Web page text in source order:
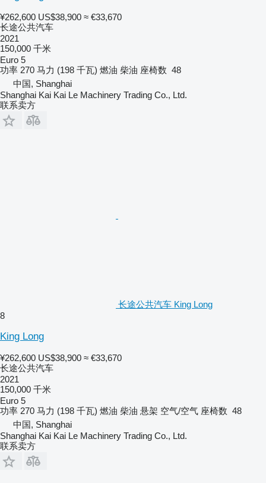
¥262,600 US$38,900 ≈ €33,670
长途公共汽车
2021
150,000 千米
Euro 5
功率 270 马力 (198 千瓦) 燃油 柴油 座椅数 48
中国, Shanghai
Shanghai Kai Kai Le Machinery Trading Co., Ltd.
联系卖方
长途公共汽车 King Long
8
King Long
¥262,600 US$38,900 ≈ €33,670
长途公共汽车
2021
150,000 千米
Euro 5
功率 270 马力 (198 千瓦) 燃油 柴油 悬架 空气/空气 座椅数 48
中国, Shanghai
Shanghai Kai Kai Le Machinery Trading Co., Ltd.
联系卖方